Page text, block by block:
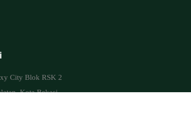
City Blok RSK 2
Kota Bekasi,